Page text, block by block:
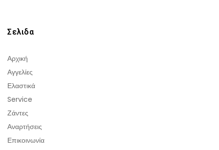
Σελιδα
Αρχική
Αγγελίες
Ελαστικά
Service
Ζάντες
Αναρτήσεις
Επικοινωνία